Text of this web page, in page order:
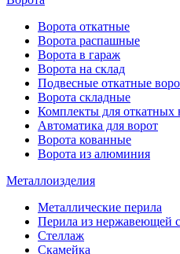
Ворота откатные
Ворота распашные
Ворота в гараж
Ворота на склад
Подвесные откатные
Ворота складные
Комплекты для откатных
Автоматика для ворот
Ворота кованные
Ворота из алюминия
Металлоизделия
Металлические перила
Перила из нержавеющей
Стеллаж
Скамейка